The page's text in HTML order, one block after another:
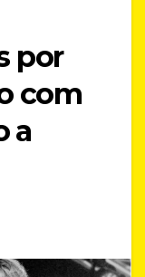
por
com
a